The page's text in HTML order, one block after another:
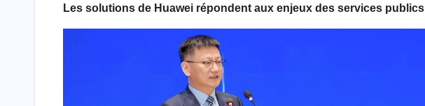
o
p
M
ail
n
m
Les solutions de Huawei répondent aux enjeux des services publics